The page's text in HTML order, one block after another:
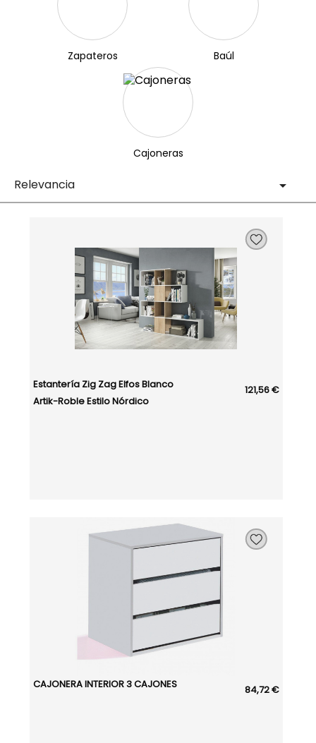
Zapateros Baúl
Cajoneras
Relevancia 
Estantería Zig Zag Elfos Blanco
Artik-Roble Estilo Nórdico
121,56 €
CAJONERA INTERIOR 3 CAJONES 84,72 €